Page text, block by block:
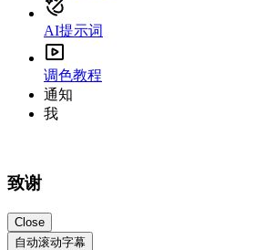
AI提示词
调色教程
通知
我
致谢
Close
自动滚动字幕